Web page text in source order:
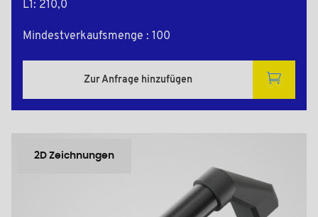
L1: 210,0
Mindestverkaufsmenge : 100
Zur Anfrage hinzufügen
2D Zeichnungen